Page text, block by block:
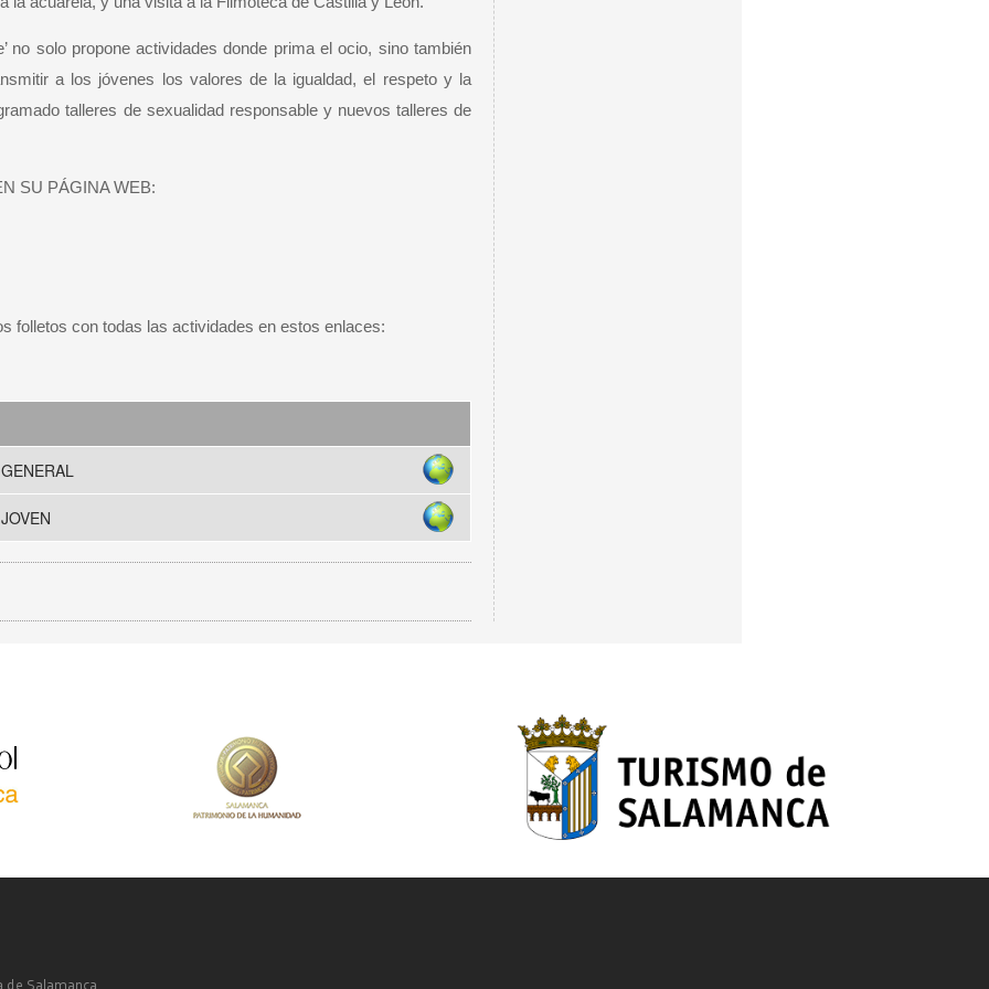
no solo propone actividades donde prima el ocio, sino también
a los jóvenes los valores de la igualdad, el respeto y la
talleres de sexualidad responsable y nuevos talleres de
SU PÁGINA WEB:
folletos con todas las actividades en estos enlaces: